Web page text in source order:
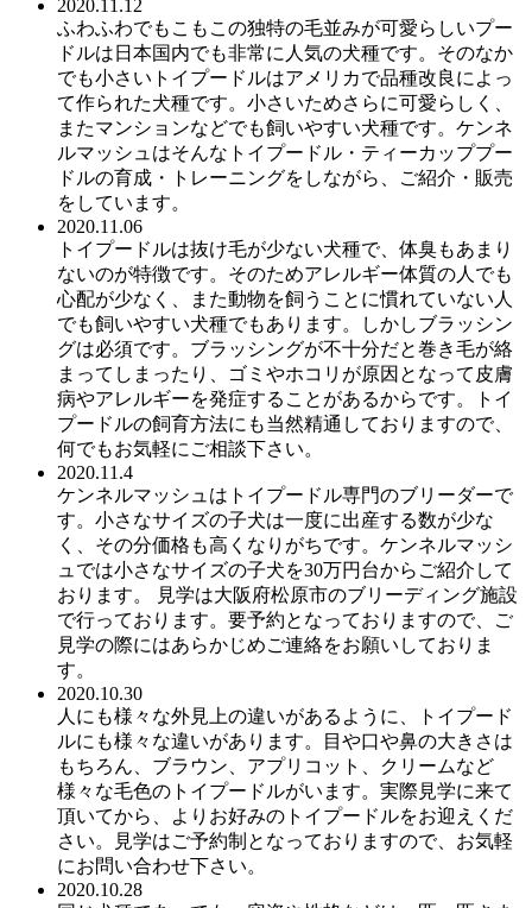
2020.11.12
ふわふわでもこもこの独特の毛並みが可愛らしいプー
ドルは日本国内でも非常に人気の犬種です。そのなか
でも小さいトイプードルはアメリカで品種改良によっ
て作られた犬種です。小さいためさらに可愛らしく、
またマンションなどでも飼いやすい犬種です。ケンネ
ルマッシュはそんなトイプードル・ティーカッププー
ドルの育成・トレーニングをしながら、ご紹介・販売
をしています。
2020.11.06
トイプードルは抜け毛が少ない犬種で、体臭もあまり
ないのが特徴です。そのためアレルギー体質の人でも
心配が少なく、また動物を飼うことに慣れていない人
でも飼いやすい犬種でもあります。しかしブラッシン
グは必須です。ブラッシングが不十分だと巻き毛が絡
まってしまったり、ゴミやホコリが原因となって皮膚
病やアレルギーを発症することがあるからです。トイ
プードルの飼育方法にも当然精通しておりますので、
何でもお気軽にご相談下さい。
2020.11.4
ケンネルマッシュはトイプードル専門のブリーダーで
す。小さなサイズの子犬は一度に出産する数が少な
く、その分価格も高くなりがちです。ケンネルマッシ
ュでは小さなサイズの子犬を30万円台からご紹介して
おります。 見学は大阪府松原市のブリーディング施設
で行っております。要予約となっておりますので、ご
見学の際にはあらかじめご連絡をお願いしておりま
す。
2020.10.30
人にも様々な外見上の違いがあるように、トイプード
ルにも様々な違いがあります。目や口や鼻の大きさは
もちろん、ブラウン、アプリコット、クリームなど
様々な毛色のトイプードルがいます。実際見学に来て
頂いてから、よりお好みのトイプードルをお迎えくだ
さい。見学はご予約制となっておりますので、お気軽
にお問い合わせ下さい。
2020.10.28